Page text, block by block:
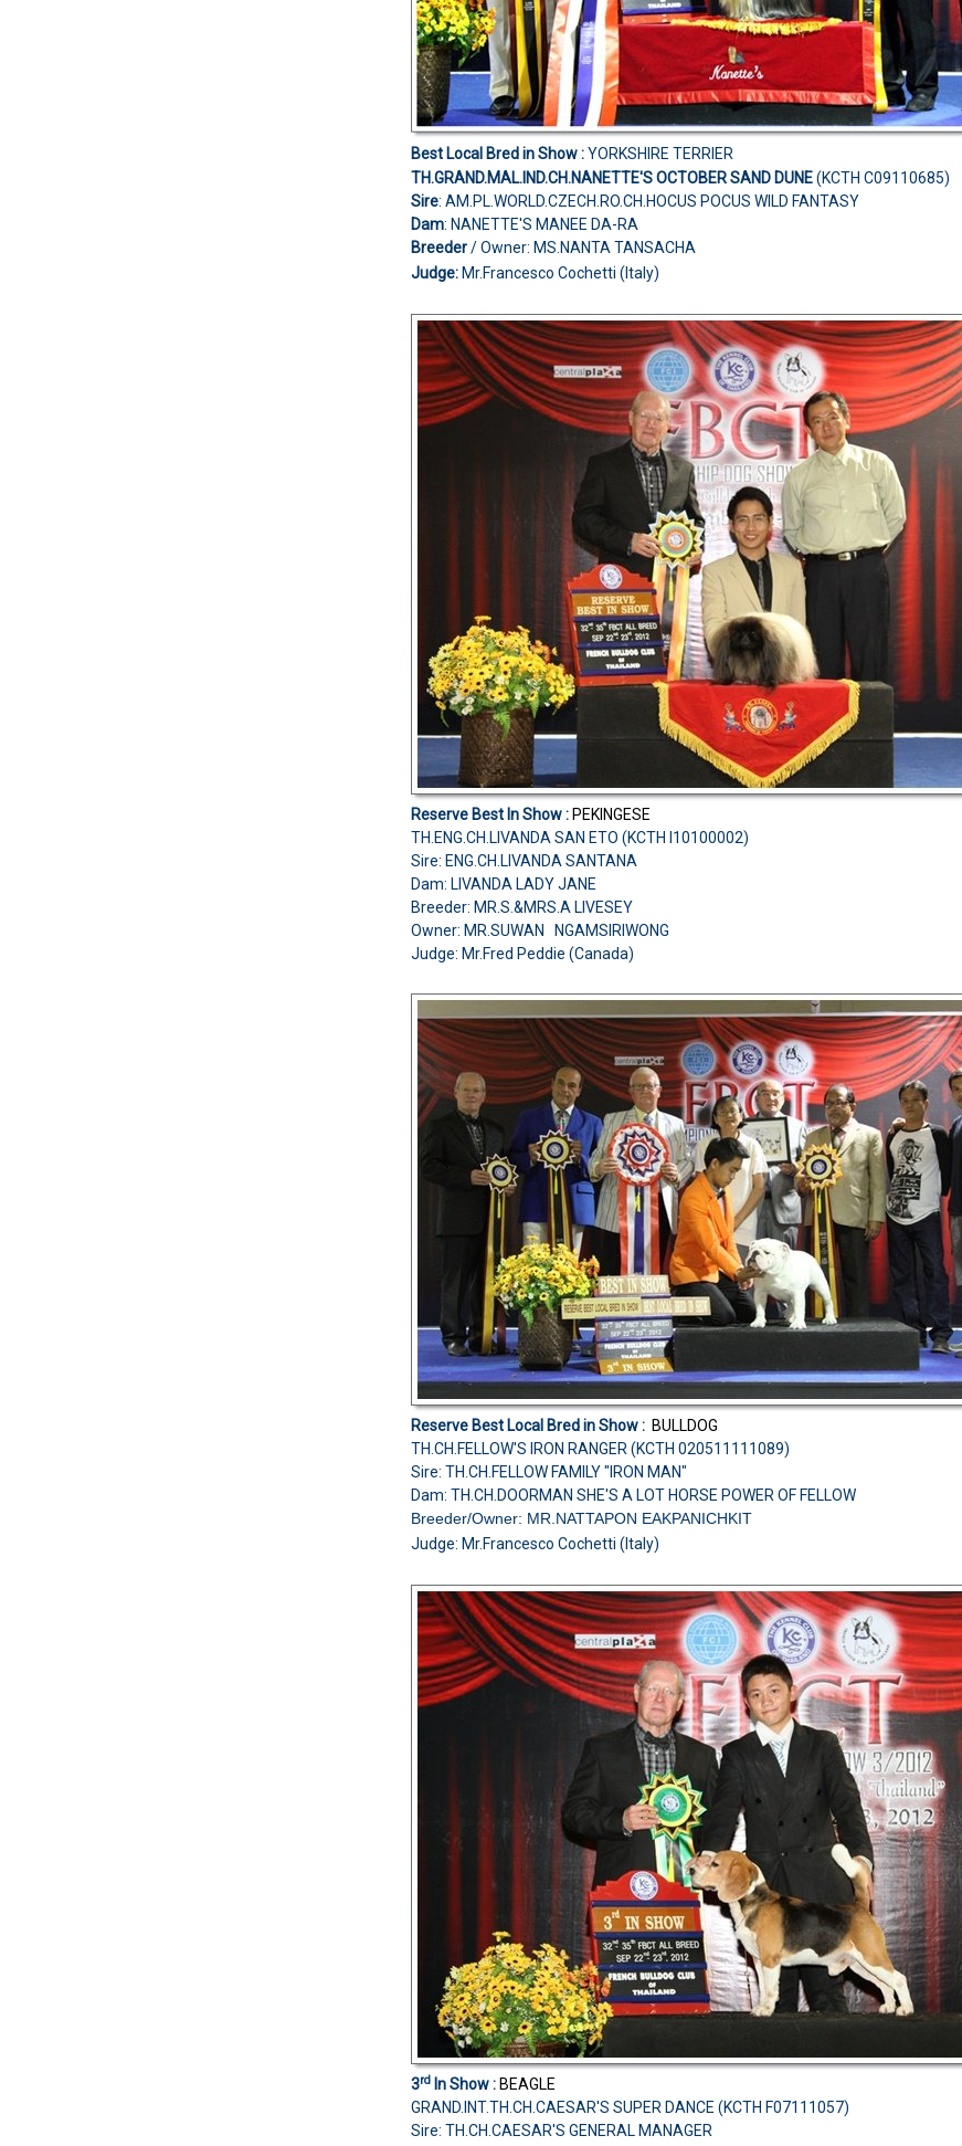
Best Local Bred in Show :YORKSHIRE TERRIER
TH.GRAND.MAL.IND.CH.NANETTE'S OCTOBER SAND DUNE(KCTH C09110685)
Sire: AM.PL.WORLD.CZECH.RO.CH.HOCUS POCUS WILD FANTASY
Dam: NANETTE'S MANEE DA-RA
Breeder/ Owner: MS.NANTA TANSACHA
Judge: Mr.Francesco Cochetti (Italy)
Reserve Best In Show : PEKINGESE
TH.ENG.CH.LIVANDA SAN ETO (KCTH I10100002)
Sire: ENG.CH.LIVANDA SANTANA
Dam: LIVANDA LADY JANE
Breeder: MR.S.&MRS.A LIVESEY
Owner: MR.SUWAN NGAMSIRIWONG
Judge: Mr.Fred Peddie (Canada)
Reserve Best Local Bred in Show : BULLDOG
TH.CH.FELLOW'S IRON RANGER (KCTH 020511111089)
Sire: TH.CH.FELLOW FAMILY "IRON MAN"
Dam: TH.CH.DOORMAN SHE'S A LOT HORSE POWER OF FELLOW
Breeder/Owner: MR.NATTAPON EAKPANICHKIT
Judge: Mr.Francesco Cochetti (Italy)
3rd In Show : BEAGLE
GRAND.INT.TH.CH.CAESAR'S SUPER DANCE (KCTH F07111057)
Sire: TH.CH.CAESAR'S GENERAL MANAGER